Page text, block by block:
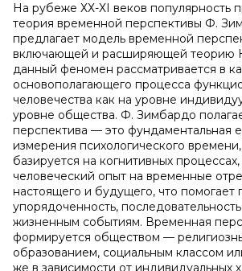
На рубеже ХХ-ХI веков популярность
теория временной перспективы Ф.
предлагает модель временной
включающей и расширяющей теорию
данный феномен рассматривается в
основополагающего процесса
человечества как на уровне
уровне общества. Ф. Зимбардо
перспектива — это фундаментальная
измерения психологического
базируется на когнитивных
человеческий опыт на временные
настоящего и будущего, что помогает
упорядоченность,
жизненным событиям. Временная
формируется обществом —
образованием, социальным классом
же в зависимости от индивидуальных